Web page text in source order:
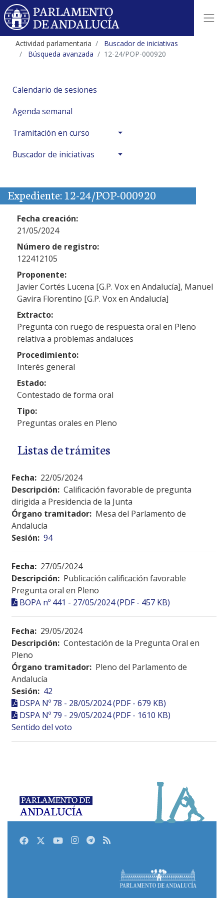
Actividad parlamentaria
Buscador de iniciativas
Búsqueda avanzada
12-24/POP-000920
Calendario de sesiones
Agenda semanal
Tramitación en curso
Buscador de iniciativas
Expediente: 12-24/POP-000920
Fecha creación:
21/05/2024
Número de registro:
122412105
Proponente:
Javier Cortés Lucena [G.P. Vox en Andalucía], Manuel
Gavira Florentino [G.P. Vox en Andalucía]
Extracto:
Pregunta con ruego de respuesta oral en Pleno
relativa a problemas andaluces
Procedimiento:
Interés general
Estado:
Contestado de forma oral
Tipo:
Preguntas orales en Pleno
Listas de trámites
Fecha: 22/05/2024
Descripción: Calificación favorable de pregunta
dirigida a Presidencia de la Junta
Órgano tramitador: Mesa del Parlamento de
Andalucía
Sesión: 94
Fecha: 27/05/2024
Descripción: Publicación calificación favorable
Pregunta oral en Pleno
BOPA nº 441 - 27/05/2024 (PDF - 457 KB)
Fecha: 29/05/2024
Descripción: Contestación de la Pregunta Oral en
Pleno
Órgano tramitador: Pleno del Parlamento de
Andalucía
Sesión: 42
DSPA Nº 78 - 28/05/2024 (PDF - 679 KB)
DSPA Nº 79 - 29/05/2024 (PDF - 1610 KB)
Sentido del voto
FacebookTwitterYoutubeInstagram
Telegram
RSS